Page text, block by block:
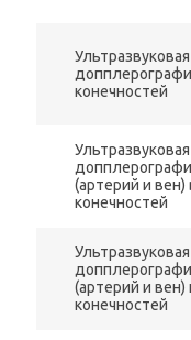
Ультразвуковая
конечностей
Ультразвуковая
(артерий и вен)
конечностей
Ультразвуковая
(артерий и
конечностей